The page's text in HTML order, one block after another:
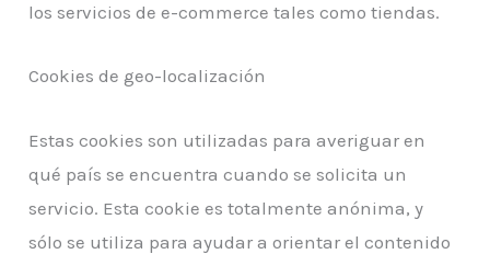
los servicios de e-commerce tales como tiendas.
Cookies de geo-localización
Estas cookies son utilizadas para averiguar en
qué país se encuentra cuando se solicita un
servicio. Esta cookie es totalmente anónima, y
sólo se utiliza para ayudar a orientar el contenido